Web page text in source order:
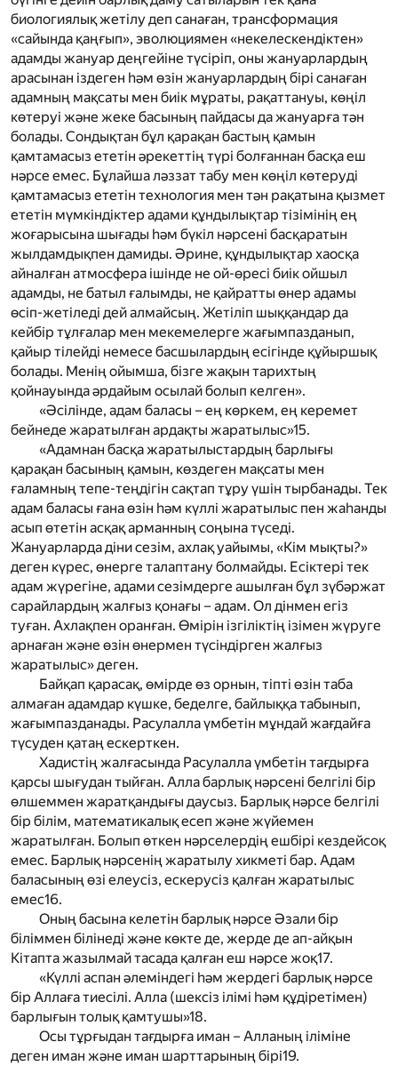
биологиялық жетілу деп санаған, трансформация
«сайында қаңғып», эволюциямен «некелескендіктен»
адамды жануар деңгейіне түсіріп, оны жануарлардың
арасынан іздеген һәм өзін жануарлардың бірі санаған
адамның мақсаты мен биік мұраты, рақаттануы, көңіл
көтеруі және жеке басының пайдасы да жануарға тән
болады. Сондықтан бұл қарақан бастың қамын
қамтамасыз ететін әрекеттің түрі болғаннан басқа еш
нәрсе емес. Бұлайша ләззат табу мен көңіл көтеруді
қамтамасыз ететін технология мен тән рақатына қызмет
ететін мүмкіндіктер адами құндылықтар тізімінің ең
жоғарысына шығады һәм бүкіл нәрсені басқаратын
жылдамдықпен дамиды. Әрине, құндылықтар хаосқа
айналған атмосфера ішінде не ой-өресі биік ойшыл
адамды, не батыл ғалымды, не қайратты өнер адамы
өсіп-жетіледі дей алмайсың. Жетіліп шыққандар да
кейбір тұлғалар мен мекемелерге жағымпазданып,
қайыр тілейді немесе басшылардың есігінде құйыршық
болады. Менің ойымша, бізге жақын тарихтың
қойнауында әрдайым осылай болып келген».
«Әсілінде, адам баласы – ең көркем, ең керемет
бейнеде жаратылған ардақты жаратылыс»15.
«Адамнан басқа жаратылыстардың барлығы
қарақан басының қамын, көздеген мақсаты мен
ғаламның тепе-теңдігін сақтап тұру үшін тырбанады. Тек
адам баласы ғана өзін һәм күллі жаратылыс пен жаһанды
асып өтетін асқақ арманның соңына түседі.
Жануарларда діни сезім, ахлақ уайымы, «Кім мықты?»
деген күрес, өнерге талаптану болмайды. Есіктері тек
адам жүрегіне, адами сезімдерге ашылған бұл зүбәржат
сарайлардың жалғыз қонағы – адам. Ол дінмен егіз
туған. Ахлақпен оранған. Өмірін ізгіліктің ізімен жүруге
арнаған және өзін өнермен түсіндірген жалғыз
жаратылыс» деген.
Байқап қарасақ, өмірде өз орнын, тіпті өзін таба
алмаған адамдар күшке, беделге, байлыққа табынып,
жағымпазданады. Расулалла үмбетін мұндай жағдайға
түсуден қатаң ескерткен.
Хадистің жалғасында Расулалла үмбетін тағдырға
қарсы шығудан тыйған. Алла барлық нәрсені белгілі бір
өлшеммен жаратқандығы даусыз. Барлық нәрсе белгілі
бір білім, математикалық есеп және жүйемен
жаратылған. Болып өткен нәрселердің ешбірі кездейсоқ
емес. Барлық нәрсенің жаратылу хикметі бар. Адам
баласының өзі елеусіз, ескерусіз қалған жаратылыс
емес16.
Оның басына келетін барлық нәрсе Әзали бір
біліммен білінеді және көкте де, жерде де ап-айқын
Кітапта жазылмай тасада қалған еш нәрсе жоқ17.
«Күллі аспан әлеміндегі һәм жердегі барлық нәрсе
бір Аллаға тиесілі. Алла (шексіз ілімі һәм құдіретімен)
барлығын толық қамтушы»18.
Осы тұрғыдан тағдырға иман – Алланың іліміне
деген иман және иман шарттарының бірі19.